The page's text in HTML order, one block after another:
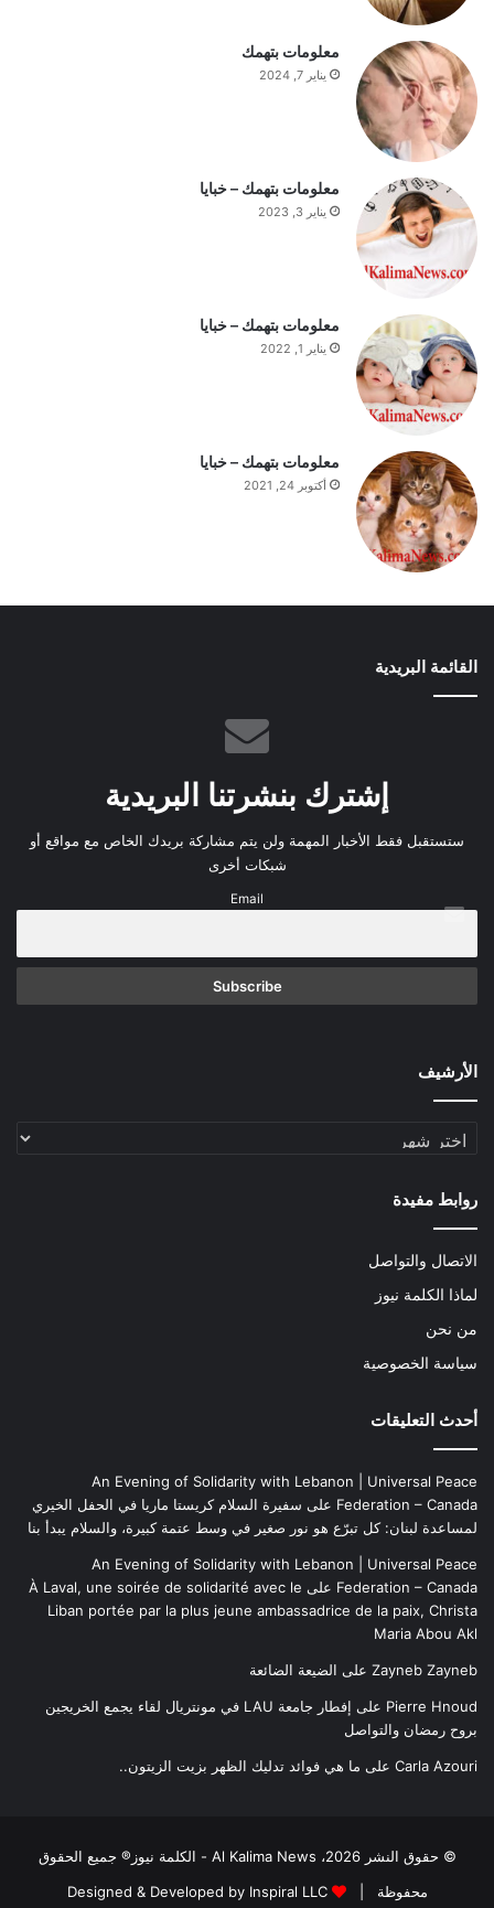
ه
ي
م
ي
و
م
معلومات بتهمك
يناير 7, 2024
معلومات بتهمك – خبايا
يناير 3, 2023
معلومات بتهمك – خبايا
يناير 1, 2022
معلومات بتهمك – خبايا
أكتوبر 24, 2021
القائمة البريدية
إشترك بنشرتنا البريدية
ستستقبل فقط الأخبار المهمة ولن يتم مشاركة بريدك الخاص مع مواقع أو
شبكات أخرى
Email
الأرشيف
الأرشيف
روابط مفيدة
الاتصال والتواصل
لماذا الكلمة نيوز
من نحن
سياسة الخصوصية
أحدث التعليقات
An Evening of Solidarity with Lebanon | Universal Peace
Federation – Canada على سفيرة السلام كريستا ماريا في الحفل الخيري
لمساعدة لبنان: كل تبرّع هو نور صغير في وسط عتمة كبيرة، والسلام يبدأ بنا
An Evening of Solidarity with Lebanon | Universal Peace
Federation – Canada على À Laval, une soirée de solidarité avec le
Liban portée par la plus jeune ambassadrice de la paix, Christa
Maria Abou Akl
Zayneb Zayneb على الضيعة الضائعة
Pierre Hnoud على
إفطار جامعة LAU في مونتريال لقاء يجمع الخريجين
بروح رمضان والتواصل
Carla Azouri على ما هي فوائد تدليك الظهر بزيت الزيتون..
© حقوق النشر 2026، Al Kalima News - الكلمة نيوز® جميع الحقوق
محفوظة |
Designed & Developed by Inspiral LLC